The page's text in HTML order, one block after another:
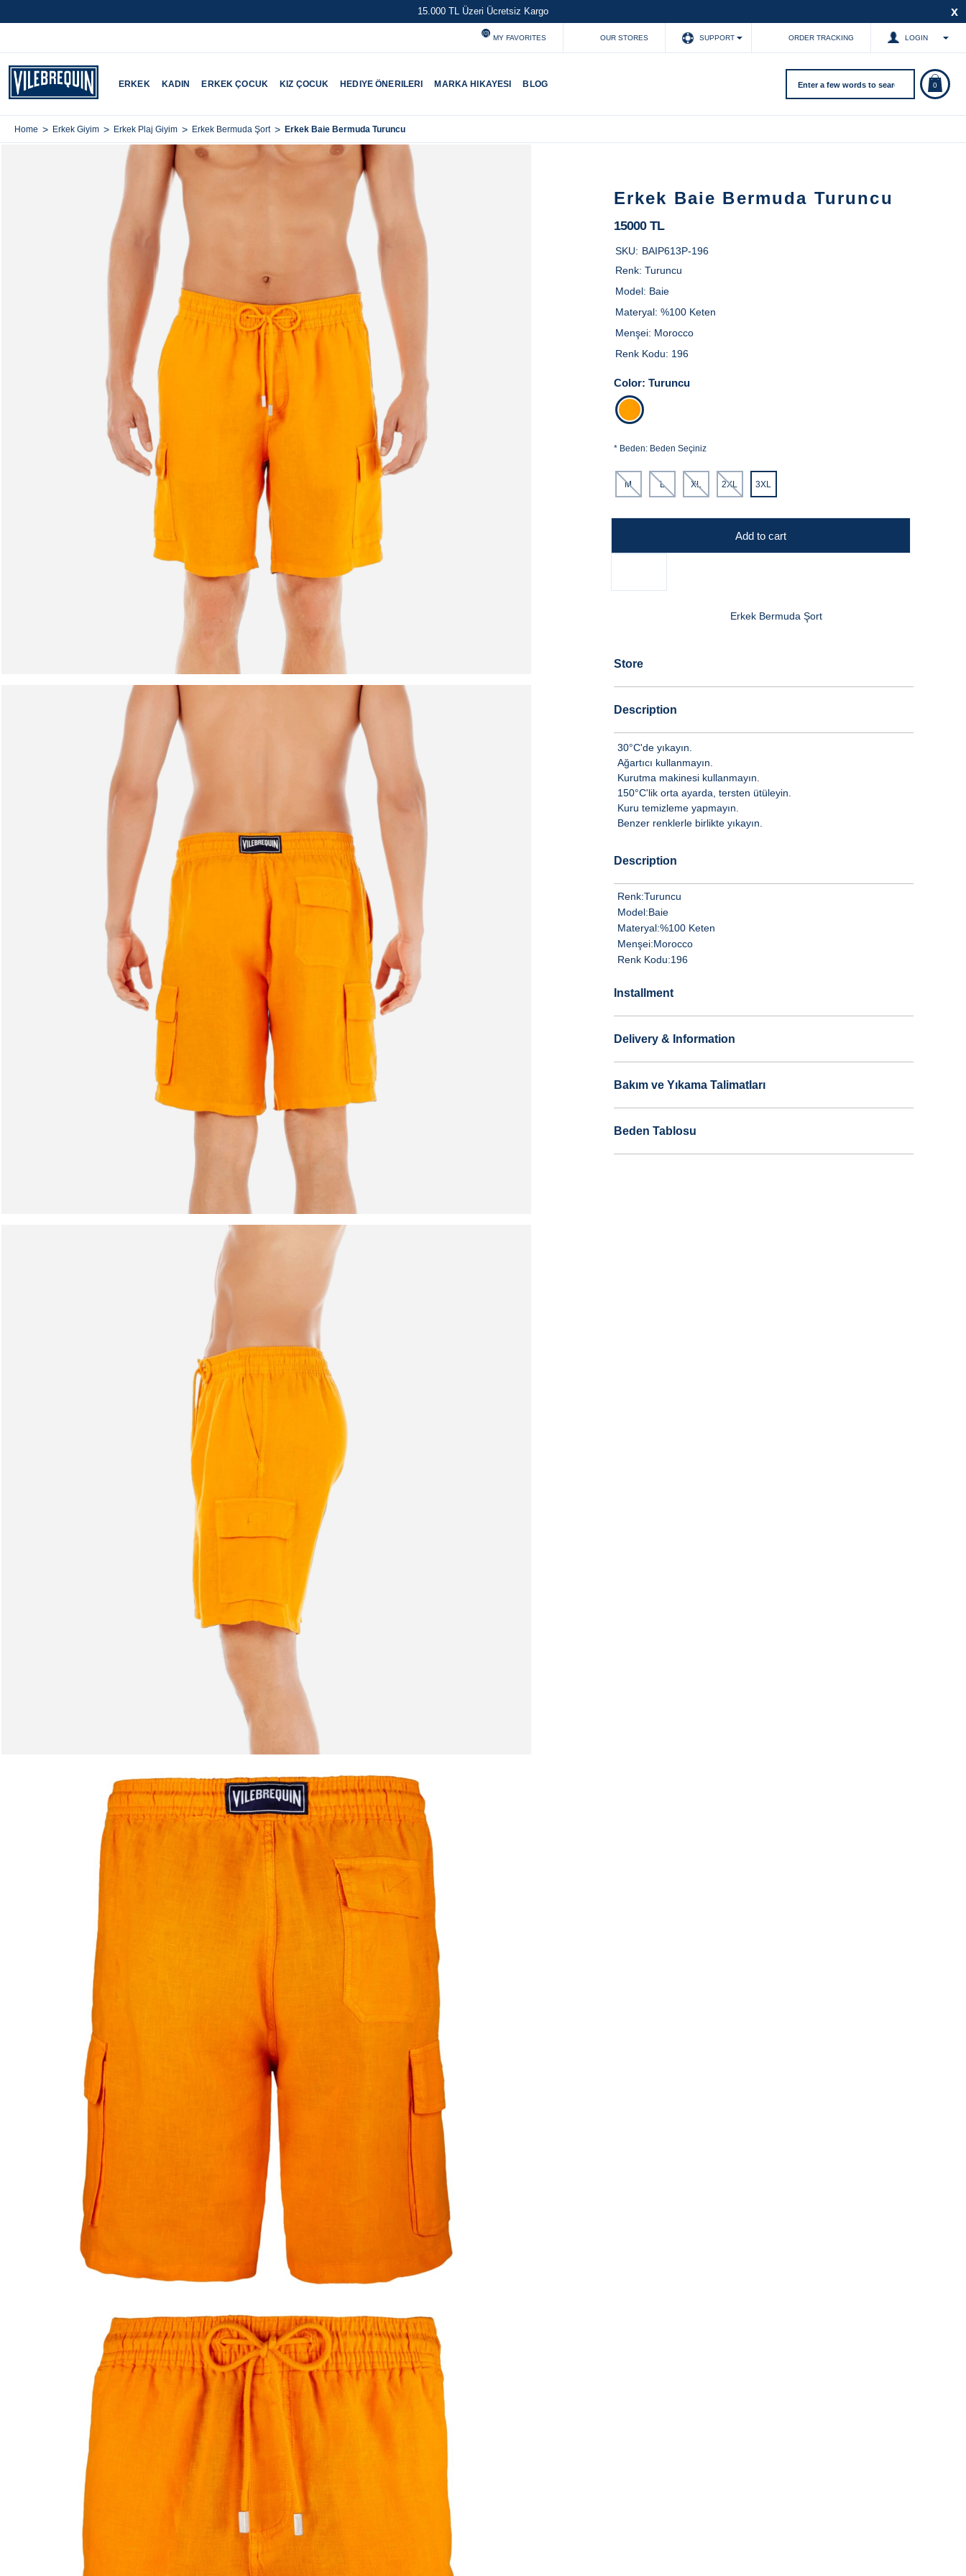
15.000 TL Üzeri Ücretsiz Kargo x
MY FAVORITES
(0)
OUR STORES SUPPORT ORDER TRACKING LOGIN
ERKEK KADIN ERKEK ÇOCUK KIZ ÇOCUK HEDIYE ÖNERILERI MARKA HIKAYESI BLOG 0
Home > Erkek Giyim > Erkek Plaj Giyim > Erkek Bermuda Şort > Erkek Baie Bermuda Turuncu
Erkek Baie Bermuda Turuncu
15000 TL
SKU: BAIP613P-196
Renk:Turuncu
Model: Baie
Materyal:%100 Keten
Menşei: Morocco
Renk Kodu: 196
Color: Turuncu
*Beden: Beden Seçiniz
M L XL 2XL 3XL
Add to cart
Erkek Bermuda Şort
Store
Description
30°C'de yıkayın.
Ağartıcı kullanmayın.
Kurutma makinesi kullanmayın.
150°C'lik orta ayarda, tersten ütüleyin.
Kuru temizleme yapmayın.
Benzer renklerle birlikte yıkayın.
Description
Renk:Turuncu
Model:Baie
Materyal:%100 Keten
Menşei:Morocco
Renk Kodu:196
Installment
Delivery & Information
Bakım ve Yıkama Talimatları
Beden Tablosu